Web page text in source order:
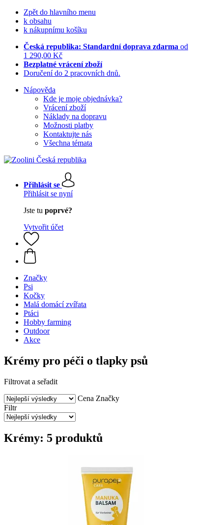
Zpět do hlavního menu
k obsahu
k nákupnímu košíku
Česká republika: Standardní doprava zdarma od
1 290,00 Kč
Bezplatné vrácení zboží
Doručení do 2 pracovních dnů.
Nápověda
Kde je moje objednávka?
Vrácení zboží
Náklady na dopravu
Možnosti platby
Kontaktujte nás
Všechna témata
Přihlásit se
Přihlásit se nyní
Jste tu poprvé?
Vytvořit účet
Značky
Psi
Kočky
Malá domácí zvířata
Ptáci
Hobby farming
Outdoor
Akce
Krémy pro péči o tlapky psů
Filtrovat a seřadit
Cena Značky
Filtr
Krémy: 5 produktů